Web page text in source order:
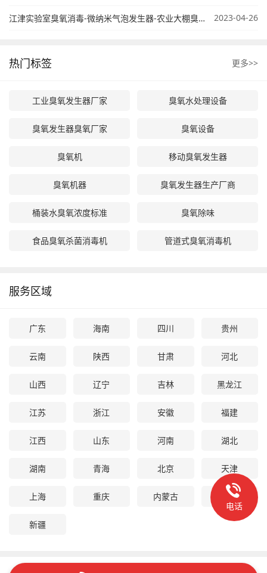
江津实验室臭氧消毒-微纳米气泡发生器-农业大棚臭氧水机 2023-04-26
热门标签 更多>>
工业臭氧发生器厂家 臭氧水处理设备
臭氧发生器臭氧厂家 臭氧设备
臭氧机 移动臭氧发生器
臭氧机器 臭氧发生器生产厂商
桶装水臭氧浓度标准 臭氧除味
食品臭氧杀菌消毒机 管道式臭氧消毒机
服务区域
广东 海南 四川 贵州
云南 陕西 甘肃 河北
山西 辽宁 吉林 黑龙江
江苏 浙江 安徽 福建
江西 山东 河南 湖北
湖南 青海 北京 天津
上海 重庆 内蒙古 西藏
新疆
电话